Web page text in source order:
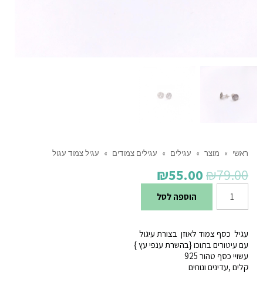
ראשי » מוצר » עגילים » עגילים צמודים » עגיל צמוד עגול
₪79.00
המחיר
המקורי
היה:
₪79.00.
₪55.00
הוא:
₪55.00.
כמות
של
צמוד
עגול
הוספה לסל
עגיל כסף צמוד לאוזן בצורת עיגול
עם עיטורים בתוכו {בהשרת ענפי עץ }
עשויי כסף טהור 925
קלים ,עדינים ונוחים